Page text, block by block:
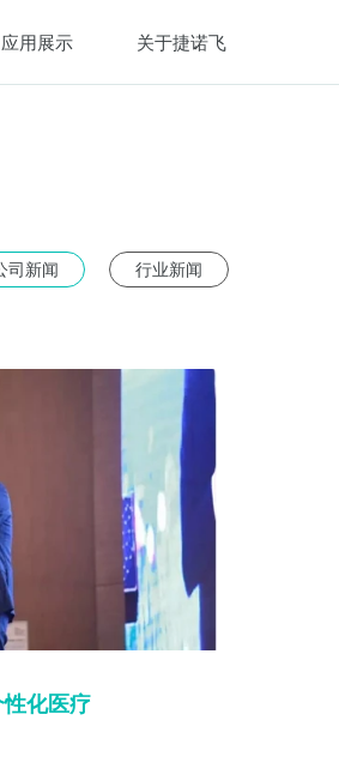
应用展示 关于捷诺飞
行业新闻
司新闻
化医疗